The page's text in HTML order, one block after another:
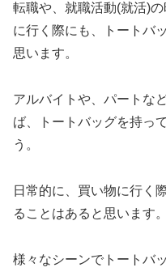
転職や、就職活動(就活)
に行く際にも、トートバ
思います。
アルバイトや、パートな
ば、トートバッグを持っ
う。
日常的に、買い物に行く
ることはあると思います。
様々なシーンでトートバ